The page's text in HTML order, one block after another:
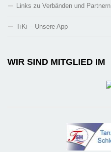
Links zu Verbänden und Partnern
TiKi – Unsere App
WIR SIND MITGLIED IM